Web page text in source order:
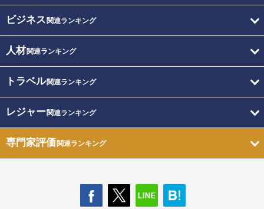
ビジネス 関連ランキング
人材関連ランキング
トラベル関連ランキング
レジャー関連ランキング
専門家評価関連ランキング